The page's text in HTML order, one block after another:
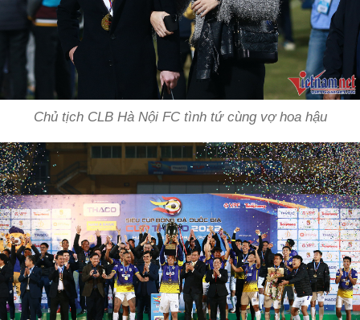
Chủ tịch CLB Hà Nội FC tình tứ cùng vợ hoa hậu